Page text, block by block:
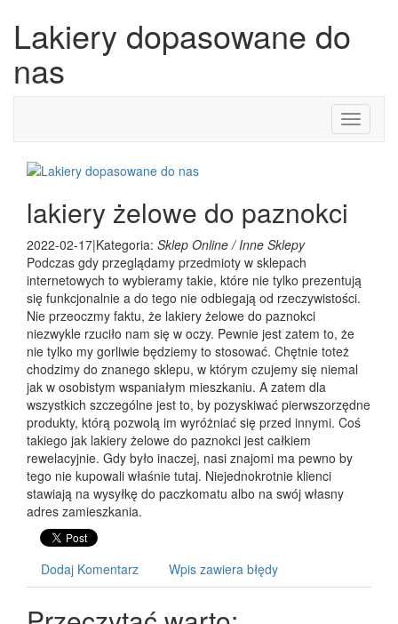
Lakiery dopasowane do
nas
Toggle
lakiery żelowe do paznokci
2022-02-17|Kategoria: Sklep Online / Inne Sklepy
Podczas gdy przeglądamy przedmioty w sklepach
internetowych to wybieramy takie, które nie tylko prezentują
się funkcjonalnie a do tego nie odbiegają od rzeczywistości.
Nie przeoczmy faktu, że lakiery żelowe do paznokci
niezwykle rzuciło nam się w oczy. Pewnie jest zatem to, że
nie tylko my gorliwie będziemy to stosować. Chętnie toteż
chodzimy do znanego sklepu, w którym czujemy się niemal
jak w osobistym wspaniałym mieszkaniu. A zatem dla
wszystkich szczególne jest to, by pozyskiwać pierwszorzędne
produkty, którą pozwolą im wyróżniać się przed innymi. Coś
takiego jak lakiery żelowe do paznokci jest całkiem
rewelacyjnie. Gdy było inaczej, nasi znajomi ma pewno by
tego nie kupowali właśnie tutaj. Niejednokrotnie klienci
stawiają na wysyłkę do paczkomatu albo na swój własny
adres zamieszkania.
Dodaj Komentarz Wpis zawiera błędy